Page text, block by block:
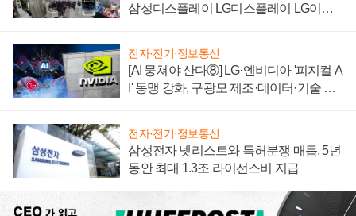
삼성디스플레이 LG디스플레이 LG이노
전자·전기·정보통신
[AI 뭉쳐야 산다⑧] LG·엔비디아 '피지컬 A
I' 동맹 강화, 구광모 제조·데이터·기술 결
전자·전기·정보통신
삼성전자 넷리스트와 특허분쟁 매듭, 5년
동안 최대 1.3조 라이선스비 지급